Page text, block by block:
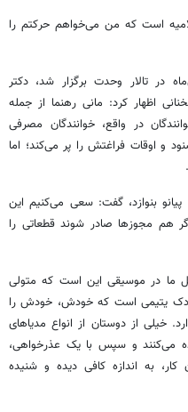
است که من می‌خواهم حرکتم را
ایسنا، در نشستی که 20 دی‌ماه در تالار وحدت برگزار شد، دکتر
اظهار کرد: مانی رهنما از جمله
در واقع، خوانندگان مصرفی
و اوقات فراغتش را پر می‌کند؛ اما
بنوازد، گفت: سعی می‌کنیم این
هم مجوزها صادر شوند قطعاتی را
ما در موسیقی این است که متولی
یتیمی است که خودش، خودش را
خیلی از دوستان از انواع مدیاهای
می‌کنند و سپس با یک عذرخواهی،
به اندازه کافی دیده و شنیده